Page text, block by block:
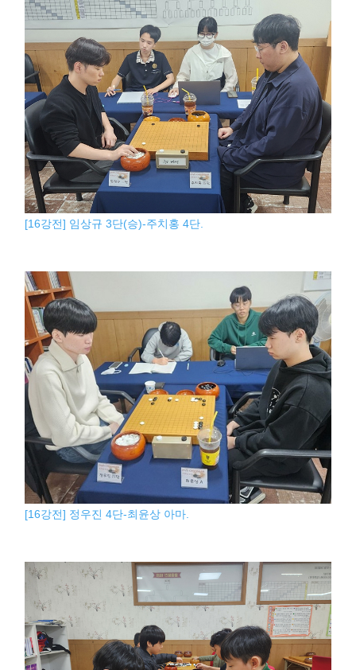
[16강전] 임상규 3단(승)-주치홍 4단.
[16강전] 정우진 4단-최윤상 아마.